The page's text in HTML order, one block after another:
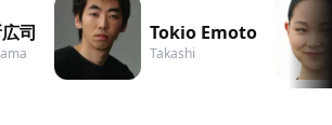
司 Tokio Emoto
Takashi